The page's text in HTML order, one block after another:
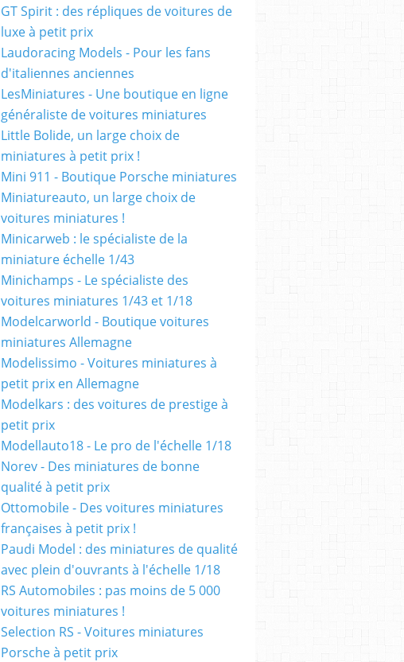
GT Spirit : des répliques de voitures de
luxe à petit prix
Laudoracing Models - Pour les fans
d'italiennes anciennes
LesMiniatures - Une boutique en ligne
généraliste de voitures miniatures
Little Bolide, un large choix de
miniatures à petit prix !
Mini 911 - Boutique Porsche miniatures
Miniatureauto, un large choix de
voitures miniatures !
Minicarweb : le spécialiste de la
miniature échelle 1/43
Minichamps - Le spécialiste des
voitures miniatures 1/43 et 1/18
Modelcarworld - Boutique voitures
miniatures Allemagne
Modelissimo - Voitures miniatures à
petit prix en Allemagne
Modelkars : des voitures de prestige à
petit prix
Modellauto18 - Le pro de l'échelle 1/18
Norev - Des miniatures de bonne
qualité à petit prix
Ottomobile - Des voitures miniatures
françaises à petit prix !
Paudi Model : des miniatures de qualité
avec plein d'ouvrants à l'échelle 1/18
RS Automobiles : pas moins de 5 000
voitures miniatures !
Selection RS - Voitures miniatures
Porsche à petit prix